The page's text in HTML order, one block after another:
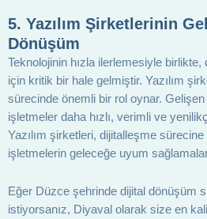
5. Yazılım Şirketlerinin
Dönüşüm
Teknolojinin hızla ilerlemesiyle
için kritik bir hale gelmiştir. Yazılım
sürecinde önemli bir rol oynar.
işletmeler daha hızlı, verimli ve
Yazılım şirketleri, dijitalleşme
işletmelerin geleceğe uyum
Eğer Düzce şehrinde dijital dönüşüm
istiyorsanız, Diyaval olarak size en